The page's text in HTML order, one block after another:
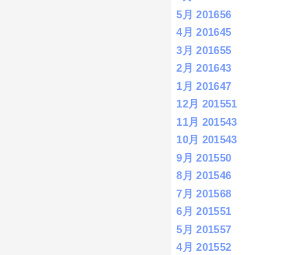
5月 201656
4月 201645
3月 201655
2月 201643
1月 201647
12月 201551
11月 201543
10月 201543
9月 201550
8月 201546
7月 201568
6月 201551
5月 201557
4月 201552